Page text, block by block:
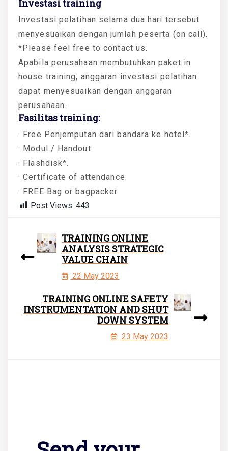
Investasi training
Investasi pelatihan selama dua hari tersebut
menyesuaikan dengan jumlah peserta (on call).
*Please feel free to contact us.
Apabila perusahaan membutuhkan paket in
house training, anggaran investasi pelatihan
dapat menyesuaikan dengan anggaran
perusahaan.
Fasilitas training:
· Free Penjemputan dari bandara ke hotel*.
· Modul / Handout.
· Flashdisk*.
· Certificate of attendance.
· FREE Bag or bagpacker.
Post Views: 443
TRAINING ONLINE
ANALYSIS STRATEGIC
VALUE CHAIN
22 May 2023
TRAINING ONLINE SAFETY
INSTRUMENTATION AND SHUT
DOWN SYSTEM
23 May 2023